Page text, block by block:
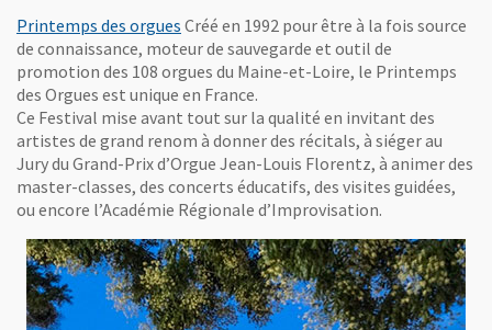
Printemps des orgues , Ouvre une nouvelle fenêtre
Créé en 1992 pour être à la fois source
de connaissance, moteur de sauvegarde et outil de
promotion des 108 orgues du Maine-et-Loire, le Printemps
des Orgues est unique en France.
Ce Festival mise avant tout sur la qualité en invitant des
artistes de grand renom à donner des récitals, à siéger au
Jury du Grand-Prix d’Orgue Jean-Louis Florentz, à animer des
master-classes, des concerts éducatifs, des visites guidées,
ou encore l’Académie Régionale d’Improvisation.